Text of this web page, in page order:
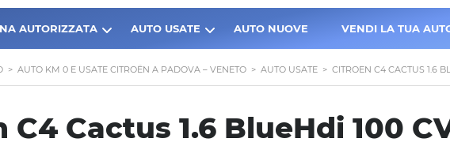
AUTORIZZATA AUTO USATE AUTO NUOVE VENDI LA TUA
> AUTO KM 0 E USATE CITROËN A PADOVA – VENETO > AUTO USATE > CITROEN C4 CACTUS 1.6
C4 Cactus 1.6 BlueHdi 100